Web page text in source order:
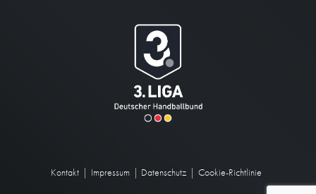
Kontakt Impressum Datenschutz Cookie-Richtlinie